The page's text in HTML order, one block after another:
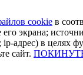
cookie в
экрана;
адрес) в целях
сайт.